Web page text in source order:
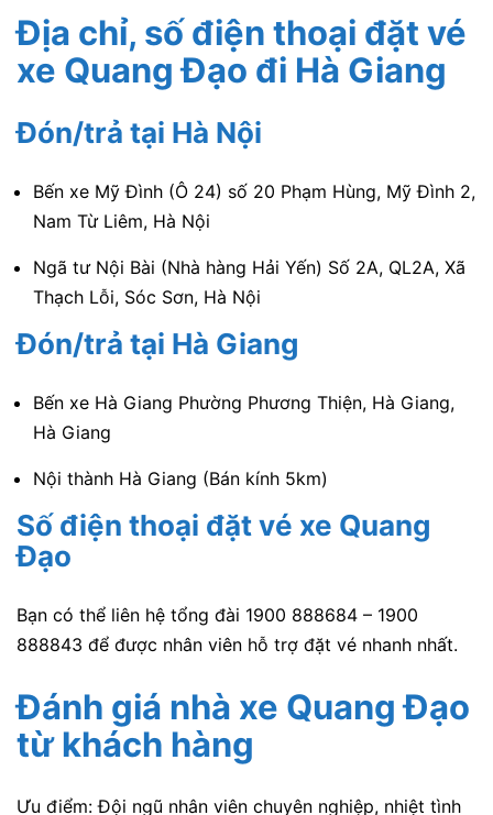
Địa chỉ, số điện thoại đặt vé
xe Quang Đạo đi Hà Giang
Đón/trả tại Hà Nội
Bến xe Mỹ Đình (Ô 24) số 20 Phạm Hùng, Mỹ Đình 2,
Nam Từ Liêm, Hà Nội
Ngã tư Nội Bài (Nhà hàng Hải Yến) Số 2A, QL2A, Xã
Thạch Lỗi, Sóc Sơn, Hà Nội
Đón/trả tại Hà Giang
Bến xe Hà Giang Phường Phương Thiện, Hà Giang,
Hà Giang
Nội thành Hà Giang (Bán kính 5km)
Số điện thoại đặt vé xe Quang
Đạo
Bạn có thể liên hệ tổng đài 1900 888684 – 1900
888843 để được nhân viên hỗ trợ đặt vé nhanh nhất.
Đánh giá nhà xe Quang Đạo
từ khách hàng
Ưu điểm:Đội ngũ nhân viên chuyên nghiệp, nhiệt tình